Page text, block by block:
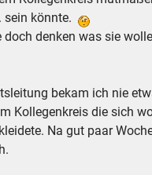
sein könnte.
doch denken was sie
bekam ich nie
Kollegenkreis die sich
Na gut paar